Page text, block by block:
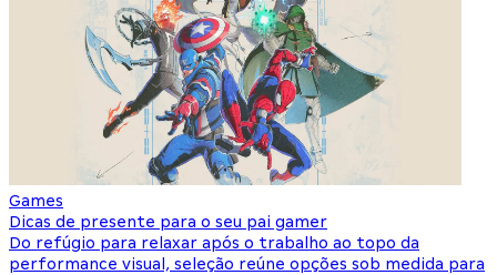
Games
Dicas de presente para o seu pai gamer
Do refúgio para relaxar após o trabalho ao topo da
performance visual, seleção reúne opções sob medida para